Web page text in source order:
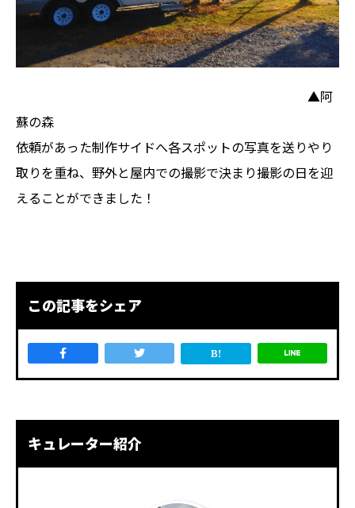
▲阿
蘇の森
依頼があった制作サイドへ各スポットの写真を送りやり
取りを重ね、野外と屋内での撮影で決まり撮影の日を迎
えることができました！
この記事をシェア
キュレーター紹介